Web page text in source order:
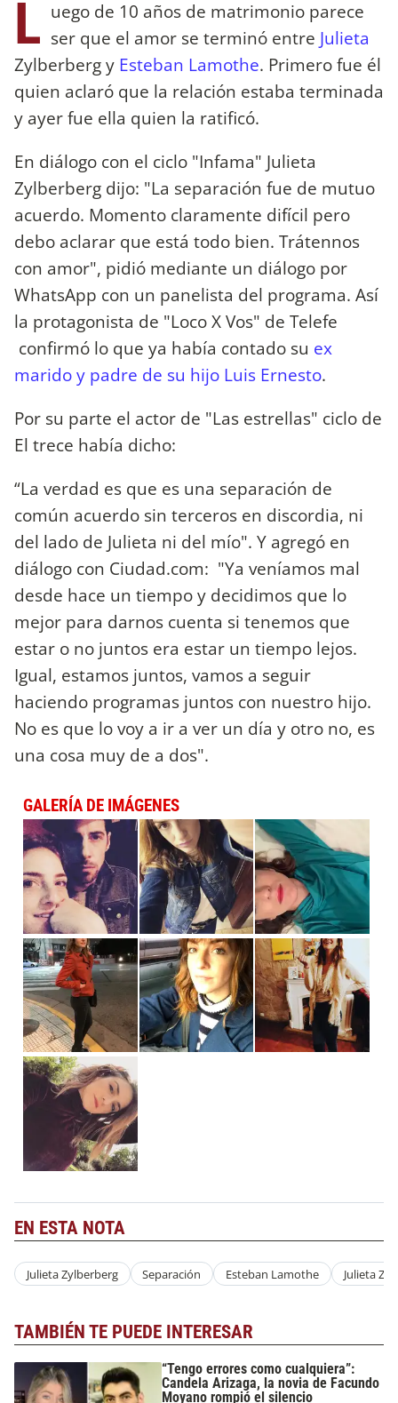
L uego de 10 años de matrimonio parece
ser que el amor se terminó entre Julieta
Zylberberg y Esteban Lamothe. Primero fue él
quien aclaró que la relación estaba terminada
y ayer fue ella quien la ratificó.
En diálogo con el ciclo "Infama" Julieta
Zylberberg dijo: "La separación fue de mutuo
acuerdo. Momento claramente difícil pero
debo aclarar que está todo bien. Trátennos
con amor", pidió mediante un diálogo por
WhatsApp con un panelista del programa. Así
la protagonista de "Loco X Vos" de Telefe
confirmó lo que ya había contado su ex
marido y padre de su hijo Luis Ernesto.
Por su parte el actor de "Las estrellas" ciclo de
El trece había dicho:
“La verdad es que es una separación de
común acuerdo sin terceros en discordia, ni
del lado de Julieta ni del mío". Y agregó en
diálogo con Ciudad.com: "Ya veníamos mal
desde hace un tiempo y decidimos que lo
mejor para darnos cuenta si tenemos que
estar o no juntos era estar un tiempo lejos.
Igual, estamos juntos, vamos a seguir
haciendo programas juntos con nuestro hijo.
No es que lo voy a ir a ver un día y otro no, es
una cosa muy de a dos".
GALERÍA DE IMÁGENES
EN ESTA NOTA
Julieta Zylberberg Separación Esteban Lamothe Julieta
TAMBIÉN TE PUEDE INTERESAR
“Tengo errores como cualquiera”:
Candela Arizaga, la novia de Facundo
Moyano rompió el silencio